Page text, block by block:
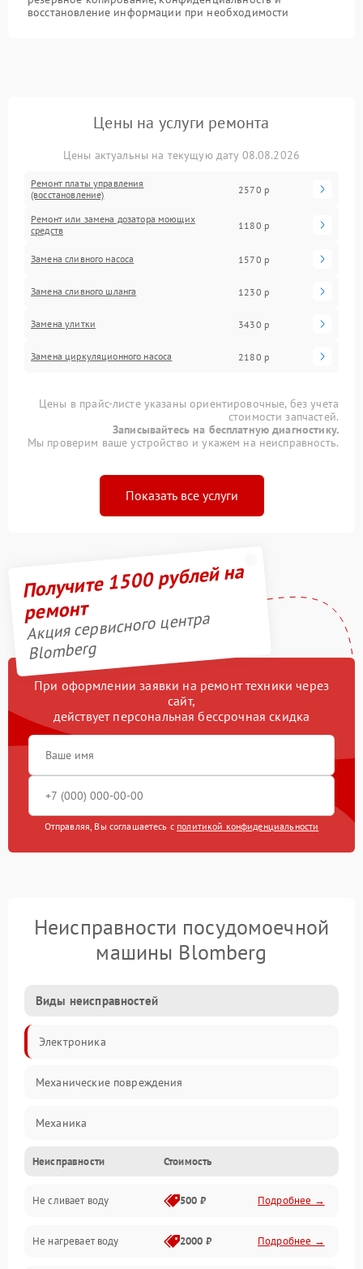
восстановление информации при необходимости
Цены на услуги ремонта
Цены актуальны на текущую дату 08.08.2026
Ремонт платы управления
(восстановление)
2570 р
Ремонт или замена дозатора моющих
средств
1180 р
Замена сливного насоса 1570 р
Замена сливного шланга 1230 р
Замена улитки 3430 р
Замена циркуляционного насоса 2180 р
Цены в прайс-листе указаны ориентировочные, без учета
стоимости запчастей.
Записывайтесь на бесплатную диагностику.
Мы проверим ваше устройство и укажем на неисправность.
Показать все услуги
Получите 1500 рублей на
ремонт
Акция сервисного центра
Blomberg
При оформлении заявки на ремонт техники через
сайт,
действует персональная бессрочная скидка
Отправляя, Вы соглашаетесь с политикой конфиденциальности
Неисправности посудомоечной
машины Blomberg
Виды неисправностей
Электроника
Механические повреждения
Механика
Управление
Электропитание
Датчики
Неисправности Стоимость
Не сливает воду 500 ₽ Подробнее →
Не нагревает воду 2000 ₽ Подробнее →